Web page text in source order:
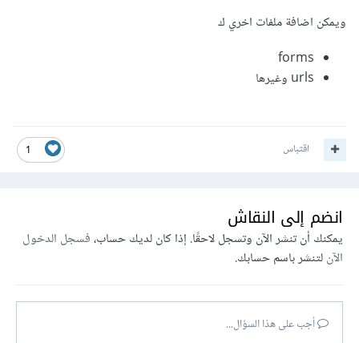
ويمكن اضافة ملفات اخري ك
forms
urls وغيرها
1 اقتباس
انضم إلى النقاش
يمكنك أن تنشر الآن وتسجل لاحقًا. إذا كان لديك حساب،فسجل الدخول
الآنلتنشر باسم حسابك.
أجب على هذا السؤال...